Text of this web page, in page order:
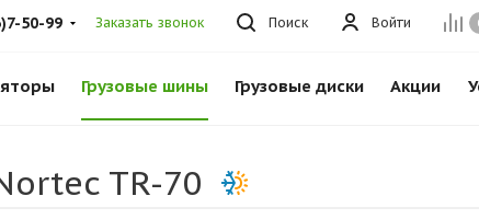
Войти
Поиск
50-99 Заказать звонок
Грузовые шины Грузовые диски Акции
TR-70